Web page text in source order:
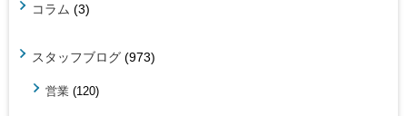
コラム (3)
スタッフブログ (973)
営業 (120)